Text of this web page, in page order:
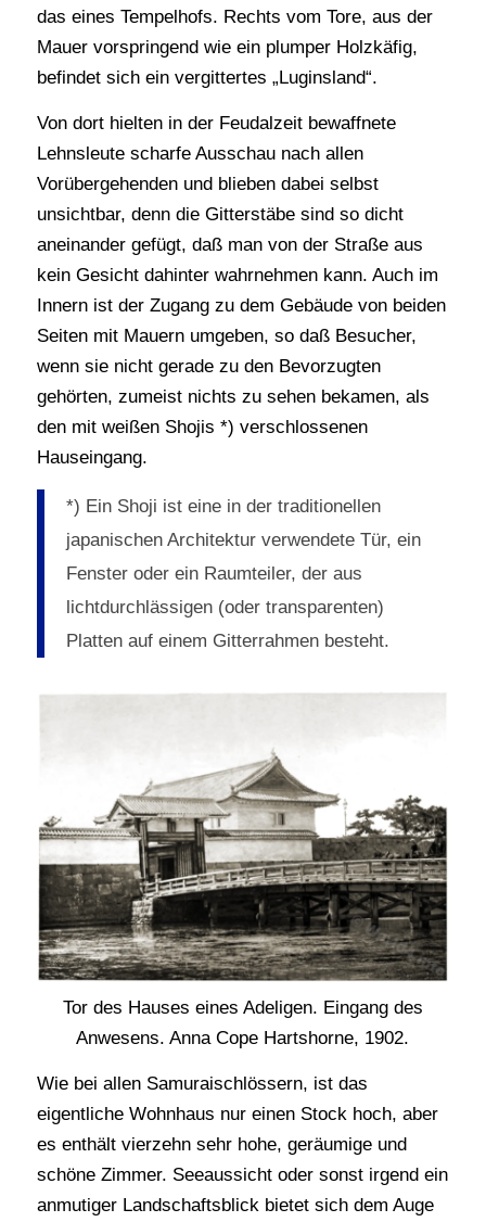
das eines Tempelhofs. Rechts vom Tore, aus der
Mauer vorspringend wie ein plumper Holzkäfig,
befindet sich ein vergittertes „Luginsland“.
Von dort hielten in der Feudalzeit bewaffnete
Lehnsleute scharfe Ausschau nach allen
Vorübergehenden und blieben dabei selbst
unsichtbar, denn die Gitterstäbe sind so dicht
aneinander gefügt, daß man von der Straße aus
kein Gesicht dahinter wahrnehmen kann. Auch im
Innern ist der Zugang zu dem Gebäude von beiden
Seiten mit Mauern umgeben, so daß Besucher,
wenn sie nicht gerade zu den Bevorzugten
gehörten, zumeist nichts zu sehen bekamen, als
den mit weißen Shojis *) verschlossenen
Hauseingang.
*) Ein Shoji ist eine in der traditionellen
japanischen Architektur verwendete Tür, ein
Fenster oder ein Raumteiler, der aus
lichtdurchlässigen (oder transparenten)
Platten auf einem Gitterrahmen besteht.
Tor des Hauses eines Adeligen. Eingang des
Anwesens. Anna Cope Hartshorne, 1902.
Wie bei allen Samuraischlössern, ist das
eigentliche Wohnhaus nur einen Stock hoch, aber
es enthält vierzehn sehr hohe, geräumige und
schöne Zimmer. Seeaussicht oder sonst irgend ein
anmutiger Landschaftsblick bietet sich dem Auge